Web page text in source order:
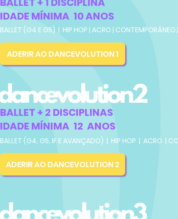
IDADE MÍNIMA 10 ANOS​
BALLET (G4 E G5) | HIP HOP | ACRO | CONTEMPORÂNEO
ADERIR AO DANCEVOLUTION 1
BALLET + 2 DISCIPLINAS
IDADE MÍNIMA 12 ANOS
BALLET (G4, G5, IF E AVANÇADO) | HIP HOP | ACRO |
ADERIR AO DANCEVOLUTION 2